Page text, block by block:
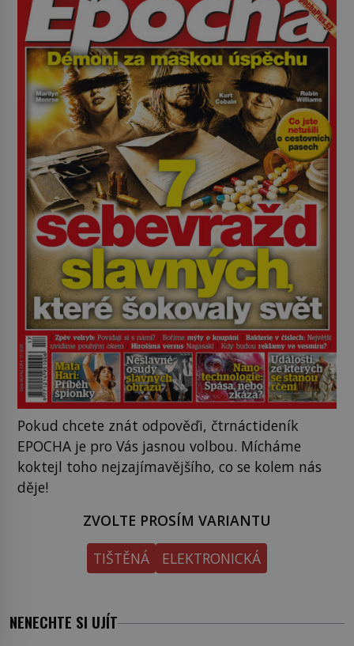
Pokud chcete znát odpověďi, čtrnáctideník
EPOCHA je pro Vás jasnou volbou. Mícháme
koktejl toho nejzajímavějšího, co se kolem nás
děje!
ZVOLTE PROSÍM VARIANTU
TIŠTĚNÁ
ELEKTRONICKÁ
NENECHTE SI UJÍT